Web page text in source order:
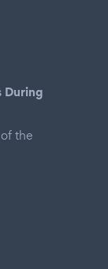
During
the